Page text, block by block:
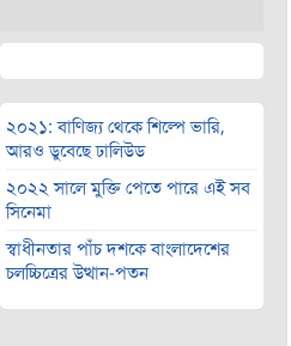
২০২১: বাণিজ্য থেকে শিল্পে ভারি,
আরও ডুবেছে ঢালিউড
২০২২ সালে মুক্তি পেতে পারে এই সব
সিনেমা
স্বাধীনতার পাঁচ দশকে বাংলাদেশের
চলচ্চিত্রের উত্থান-পতন